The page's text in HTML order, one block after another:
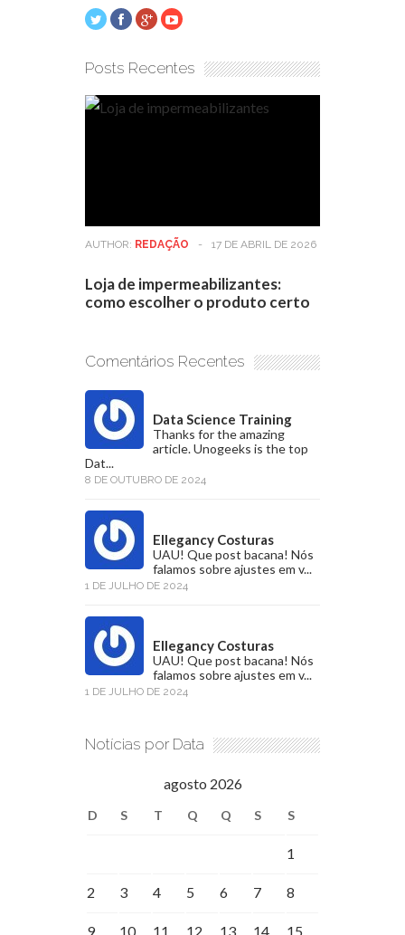
Posts Recentes
AUTHOR: REDAÇÃO - 17 DE ABRIL DE 2026
Loja de impermeabilizantes:
como escolher o produto certo
Comentários Recentes
Data Science Training
Thanks for the amazing
article. Unogeeks is the top
Dat...
8 DE OUTUBRO DE 2024
Ellegancy Costuras
UAU! Que post bacana! Nós
falamos sobre ajustes em v...
1 DE JULHO DE 2024
Ellegancy Costuras
UAU! Que post bacana! Nós
falamos sobre ajustes em v...
1 DE JULHO DE 2024
Notícias por Data
agosto 2026
D S T Q Q S S
1
2 3 4 5 6 7 8
9 10 11 12 13 14 15